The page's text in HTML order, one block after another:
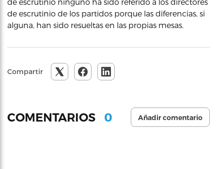
de escrutinio de los partidos porque las diferencias, si
alguna, han sido resueltas en las propias mesas.
Compartir
COMENTARIOS 0 Añadir comentario